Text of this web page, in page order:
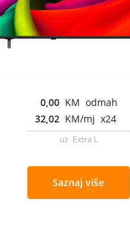
0,00 KM odmah
32,02 KM/mj x24
uz Extra L
Saznaj više